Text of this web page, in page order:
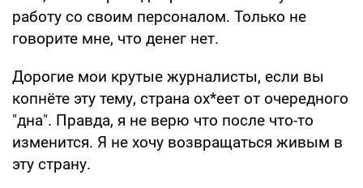
работу со своим персоналом. Только не
говорите мне, что денег нет.
Дорогие мои крутые журналисты, если вы
копнёте эту тему, страна ох*еет от очередного
"дна". Правда, я не верю что после что-то
изменится. Я не хочу возвращаться живым в
эту страну.